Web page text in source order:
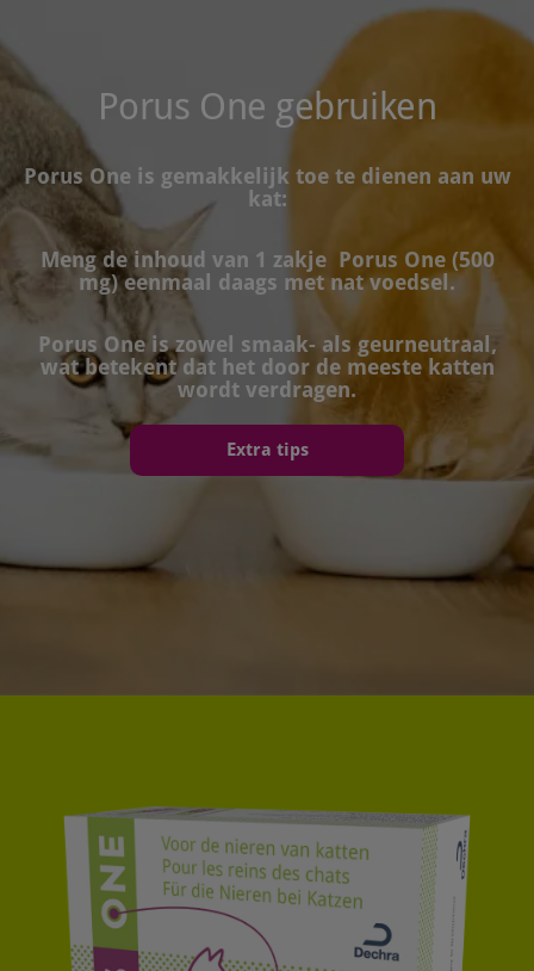
Porus One gebruiken
Porus One is gemakkelijk toe te dienen aan uw
kat:
Meng de inhoud van 1 zakje Porus One (500
mg) eenmaal daags met nat voedsel.
Porus One is zowel smaak- als geurneutraal,
wat betekent dat het door de meeste katten
wordt verdragen.
Extra tips